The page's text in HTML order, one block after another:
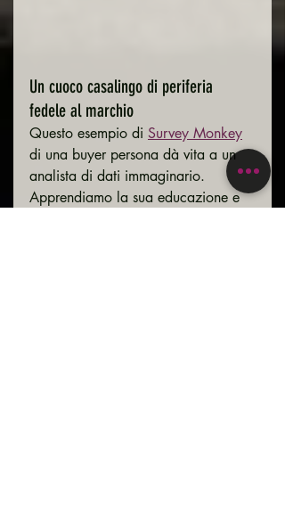
Un cuoco casalingo di periferia
fedele al marchio
Questo esempio di Survey Monkey
di una buyer persona dà vita a un
analista di dati immaginario.
Apprendiamo la sua educazione e